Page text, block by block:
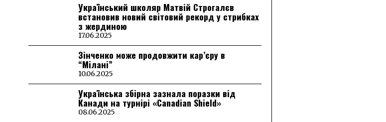
Український школяр Матвій Строгалєв
встановив новий світовий рекорд у стрибках
з жердиною
17.06.2025
Зінченко може продовжити кар’єру в
“Мілані”
10.06.2025
Українська збірна зазнала поразки від
Канади на турнірі «Canadian Shield»
08.06.2025